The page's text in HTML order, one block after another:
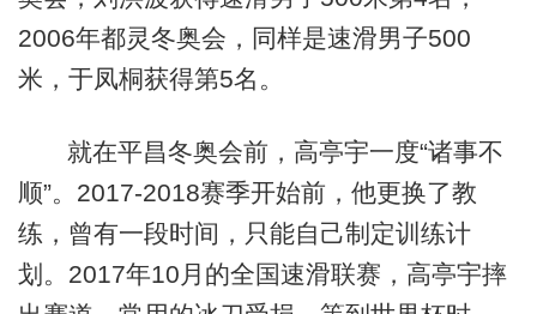
2006年都灵冬奥会，同样是速滑男子500
米，于凤桐获得第5名。
就在平昌冬奥会前，高亭宇一度“诸事不
顺”。2017-2018赛季开始前，他更换了教
练，曾有一段时间，只能自己制定训练计
划。2017年10月的全国速滑联赛，高亭宇摔